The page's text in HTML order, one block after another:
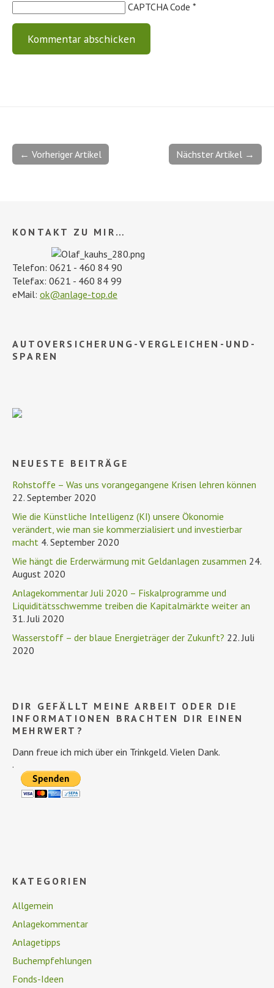
CAPTCHA Code *
Nächster Artikel →
← Vorheriger Artikel
KONTAKT ZU MIR…
Telefon: 0621 - 460 84 90
Telefax: 0621 - 460 84 99
eMail: ok@anlage-top.de
AUTOVERSICHERUNG-VERGLEICHEN-UND-
SPAREN
NEUESTE BEITRÄGE
Rohstoffe – Was uns vorangegangene Krisen lehren können
22. September 2020
Wie die Künstliche Intelligenz (KI) unsere Ökonomie
verändert, wie man sie kommerzialisiert und investierbar
macht 4. September 2020
Wie hängt die Erderwärmung mit Geldanlagen zusammen 24.
August 2020
Anlagekommentar Juli 2020 – Fiskalprogramme und
Liquiditätsschwemme treiben die Kapitalmärkte weiter an
31. Juli 2020
Wasserstoff – der blaue Energieträger der Zukunft? 22. Juli
2020
DIR GEFÄLLT MEINE ARBEIT ODER DIE
INFORMATIONEN BRACHTEN DIR EINEN
MEHRWERT?
Dann freue ich mich über ein Trinkgeld. Vielen Dank.
.
KATEGORIEN
Allgemein
Anlagekommentar
Anlagetipps
Buchempfehlungen
Fonds-Ideen